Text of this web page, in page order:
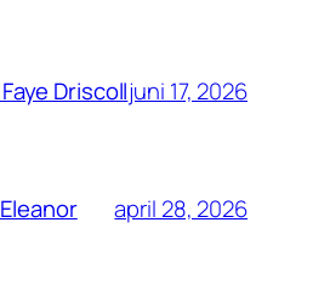
Driscolljuni 17, 2026
april 28, 2026